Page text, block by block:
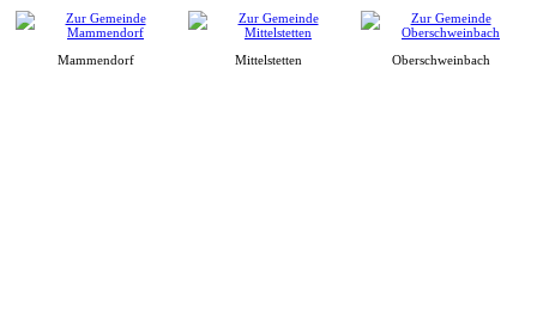
Mammendorf Mittelstetten Oberschweinbach